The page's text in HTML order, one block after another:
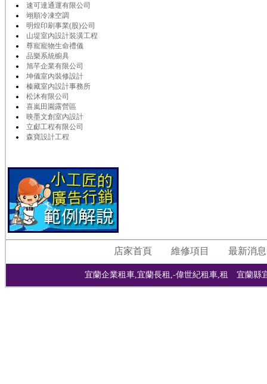
速可達通運有限公司
翊順冷凍空調
明煌印刷事業(股)公司
山堤室內設計裝潢工程
尊寵寵物生命禮儀
品樂系統櫥具
旭芊企業有限公司
坤儀室內裝修設計
榛藏室內設計事務所
松沐有限公司
喜嵐田園露營區
映墨文創室內設計
立郕工程有限公司
森寶設計工程
店家首頁 維修項目 最新消息
宜蘭企業租車,宜蘭長租,-偉世紀租車,租 宜蘭縣